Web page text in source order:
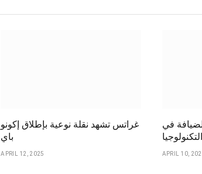
غراتس تشهد نقلة نوعية بإطلاق إكونو
باي
APRIL 12, 2025
في
APRIL 10,